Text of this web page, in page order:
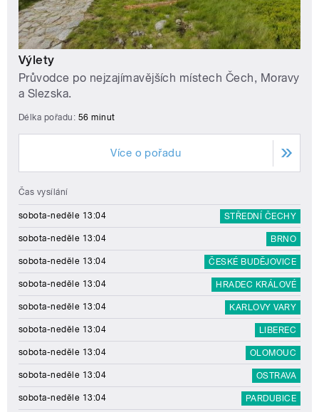
Výlety
Průvodce po nejzajímavějších místech Čech, Moravy
a Slezska.
Délka pořadu: 56 minut
Více o pořadu
Čas vysílání
sobota-neděle 13:04 STŘEDNÍ ČECHY
sobota-neděle 13:04 BRNO
sobota-neděle 13:04 ČESKÉ BUDĚJOVICE
sobota-neděle 13:04 HRADEC KRÁLOVÉ
sobota-neděle 13:04 KARLOVY VARY
sobota-neděle 13:04 LIBEREC
sobota-neděle 13:04 OLOMOUC
sobota-neděle 13:04 OSTRAVA
sobota-neděle 13:04 PARDUBICE